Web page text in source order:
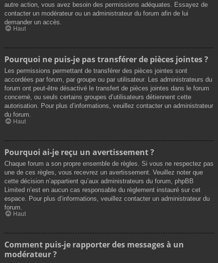
autre action, vous avez besoin des permissions adéquates. Essayez de
contacter un modérateur ou un administrateur du forum afin de lui
demander un accès.
Haut
Pourquoi ne puis-je pas transférer de pièces jointes ?
Les permissions permettant de transférer des pièces jointes sont
accordées par forum, par groupe ou par utilisateur. Les administrateurs du
forum ont peut-être désactivé le transfert de pièces jointes dans le forum
concerné, ou seuls certains groupes d’utilisateurs détiennent cette
autorisation. Pour plus d’informations, veuillez contacter un administrateur
du forum.
Haut
Pourquoi ai-je reçu un avertissement ?
Chaque forum a son propre ensemble de règles. Si vous ne respectez pas
une de ces règles, vous recevrez un avertissement. Veuillez noter que
cette décision n’appartient qu’aux administrateurs du forum, phpBB
Limited n’est en aucun cas responsable du règlement instauré sur cet
espace. Pour plus d’informations, veuillez contacter un administrateur du
forum.
Haut
Comment puis-je rapporter des messages à un
modérateur ?